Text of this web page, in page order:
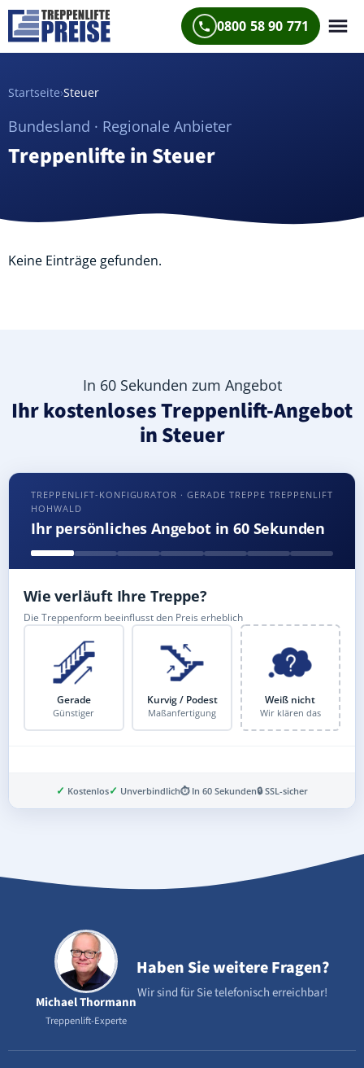
0800 58 90 771
Startseite›Steuer
Bundesland · Regionale Anbieter
Treppenlifte in Steuer
Keine Einträge gefunden.
In 60 Sekunden zum Angebot
Ihr kostenloses Treppenlift-Angebot
in Steuer
TREPPENLIFT-KONFIGURATOR · GERADE TREPPE TREPPENLIFT
HOHWALD
Ihr persönliches Angebot in 60 Sekunden
Wie verläuft Ihre Treppe?
Die Treppenform beeinflusst den Preis erheblich
Gerade
Günstiger
Kurvig / Podest
Maßanfertigung
Weiß nicht
Wir klären das
✓ Kostenlos✓ Unverbindlich⏱ In 60 Sekunden🔒 SSL-sicher
Michael Thormann
Treppenlift-Experte
Haben Sie weitere Fragen?
Wir sind für Sie telefonisch erreichbar!